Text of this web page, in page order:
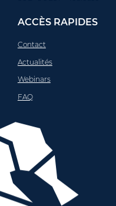
ACCÈS RAPIDES
Contact
Actualités
Webinars
FAQ